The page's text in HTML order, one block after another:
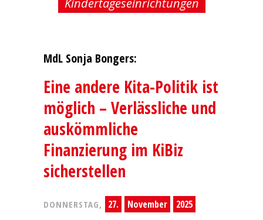
Kindertageseinrichtungen
MdL Sonja Bongers:
Eine andere Kita-Politik ist
möglich – Verlässliche und
auskömmliche
Finanzierung im KiBiz
sicherstellen
DONNERSTAG, 27. November 2025